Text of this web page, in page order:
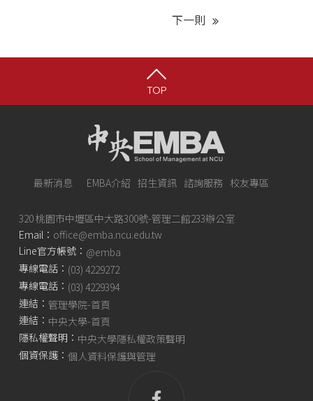
下一則
TOP
最新消息 EMBA介紹 招生資訊 諮詢服務 校友專區
320 桃園市中壢區中大路300號-管理二館233辦公室
Email： office@emba.ncu.edu.tw
Line官方帳號： @emba
專線電話： (03) 4229272
專線電話： (03) 4229394
連結： 管理學院-首頁
連結： 中央大學-首頁
隱私權聲明： 中央大學隱私權政策聲明
個資保護： 個人資料保護與管理